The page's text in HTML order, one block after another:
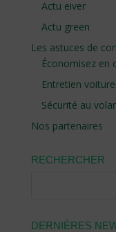
Actu eiver
Actu green
Les astuces de
Économisez en
Entretien voiture
Sécurité au
Nos partenaires
RECHERCHER
DERNIÈRES